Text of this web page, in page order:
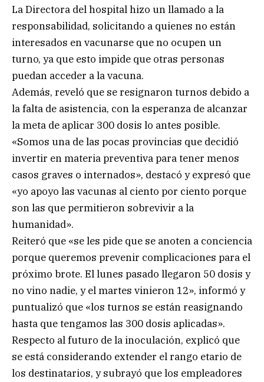
La Directora del hospital hizo un llamado a la
responsabilidad, solicitando a quienes no están
interesados en vacunarse que no ocupen un
turno, ya que esto impide que otras personas
puedan acceder a la vacuna.
Además, reveló que se resignaron turnos debido a
la falta de asistencia, con la esperanza de alcanzar
la meta de aplicar 300 dosis lo antes posible.
«Somos una de las pocas provincias que decidió
invertir en materia preventiva para tener menos
casos graves o internados», destacó y expresó que
«yo apoyo las vacunas al ciento por ciento porque
son las que permitieron sobrevivir a la
humanidad».
Reiteró que «se les pide que se anoten a conciencia
porque queremos prevenir complicaciones para el
próximo brote. El lunes pasado llegaron 50 dosis y
no vino nadie, y el martes vinieron 12», informó y
puntualizó que «los turnos se están reasignando
hasta que tengamos las 300 dosis aplicadas».
Respecto al futuro de la inoculación, explicó que
se está considerando extender el rango etario de
los destinatarios, y subrayó que los empleadores